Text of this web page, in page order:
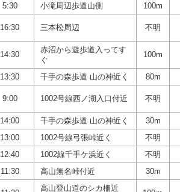
5:30 小滝周辺歩道山側 100m
16:30 三本松周辺 不明
14:30
赤沼から遊歩道入ってす
ぐ
100m
13:30 千手の森歩道 山の神近く 80m
9:00 1002号線西ノ湖入口付近 不明
14:00 千手の森歩道 山の神近く
30m
13:00 1002号線弓張峠近く 不明
12:40 1002線千手ケ浜近く 不明
11:30 高山無名峠付近 30m
高山登山道のシカ柵近